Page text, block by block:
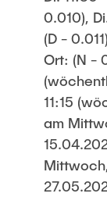
0.010),
(D -
Ort: (N -
11:15
am